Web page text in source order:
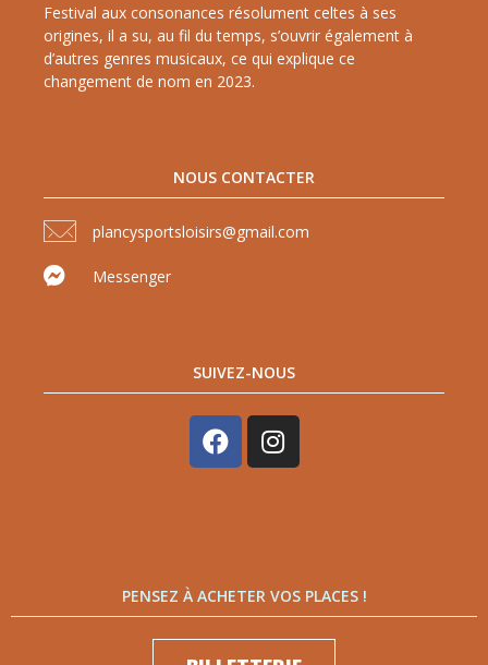
Festival aux consonances résolument celtes à ses
origines, il a su, au fil du temps, s’ouvrir également à
d’autres genres musicaux, ce qui explique ce
changement de nom en 2023.
NOUS CONTACTER
plancysportsloisirs@gmail.com
Messenger
SUIVEZ-NOUS
PENSEZ À ACHETER VOS PLACES !